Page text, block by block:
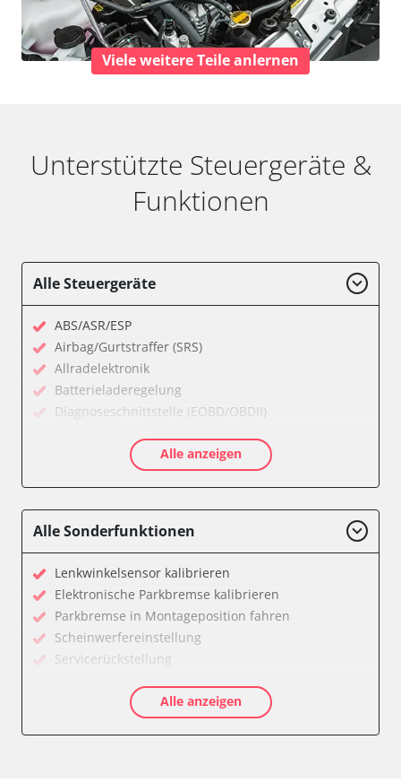
Viele weitere Teile anlernen
Unterstützte Steuergeräte &
Funktionen
Alle Steuergeräte
ABS/ASR/ESP
Airbag/Gurtstraffer (SRS)
Allradelektronik
Batterieladeregelung
Diagnoseschnittstelle (EOBD/OBDII)
Elektronisches Wählhebel-Modul (EWM)
Getriebesteuerung
Informationsanzeige
Kombiinstrument
Lenkradwinkel-Sensor
Lichtsteuerung
Motorsteuerung (EMS)
Navigationssystem
Regen-/Lichtsensor
Servolenkung
Soundsystem
Alle anzeigen
Alle Sonderfunktionen
Lenkwinkelsensor kalibrieren
Elektronische Parkbremse kalibrieren
Parkbremse in Montageposition fahren
Scheinwerfereinstellung
Servicerückstellung
Verfügbarkeit abhängig von Modell, Motorisierung, Ausstattung
Alle anzeigen